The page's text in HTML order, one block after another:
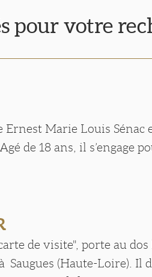
pour votre
Ernest Marie Louis Sénac
de 18 ans, il s’engage
de visite", porte au dos
(Haute-Loire). Il